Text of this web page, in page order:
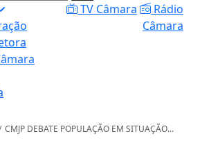
TV Câmara
Rádio
Câmara
CMJP DEBATE POPULAÇÃO EM SITUAÇÃO...